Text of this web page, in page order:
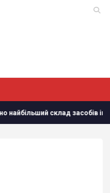
засобів індивідуального